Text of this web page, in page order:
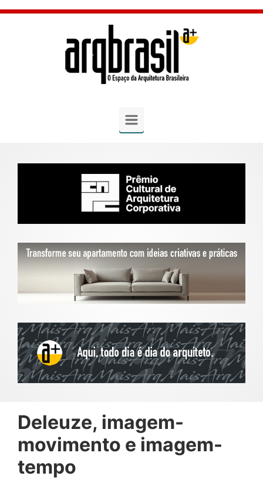
Skip to main content
Deleuze, imagem-
movimento e imagem-
tempo